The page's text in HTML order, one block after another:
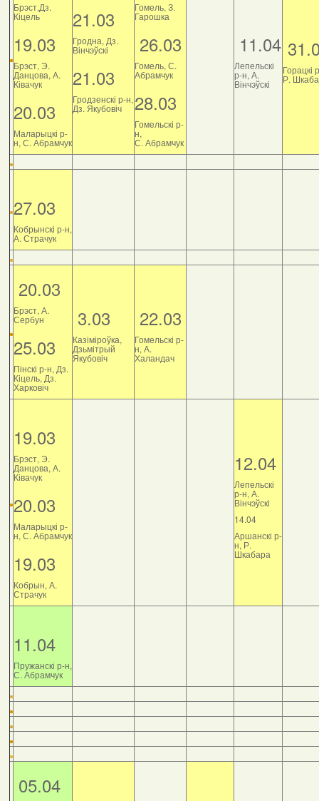
Брэст,Дз.
Кіцель
19.03
Брэст, Э.
Данцова, А.
Ківачук
20.03
Маларыцкі р-
н, С. Абрамчук
21.03
Гродна, Дз.
Вінчэўскі
21.03
Гродзенскі р-н,
Дз. Якубовіч
Гомель, З.
Гарошка
26.03
Гомель, С.
Абрамчук
28.03
Гомельскі р-
н,
С. Абрамчук
11.04
Лепельскі
р-н, А.
Вінчэўскі
Горацкі
Р.
27.03
Кобрынскі р-н,
А. Страчук
20.03
Брэст, А.
Сербун
25.03
Пінскі р-н, Дз.
Кіцель, Дз.
Харковіч
3.03
Казіміроўка,
Дзьмітрый
Якубовіч
22.03
Гомельскі р-
н, А.
Халандач
19.03
Брэст, Э.
Данцова, А.
Ківачук
20.03
Маларыцкі р-
н, С. Абрамчук
19.03
Кобрын, А.
Страчук
12.04
Лепельскі
р-н, А.
Вінчэўскі
14.04
Аршанскі р-
н, Р.
Шкабара
11.04
Пружанскі р-н,
С. Абрамчук
05.04